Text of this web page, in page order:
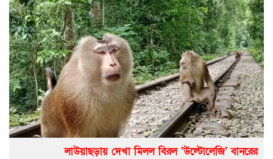
লাউয়াছড়ায় দেখা মিলল বিরল ‘উল্টোলেজি’ বানরের